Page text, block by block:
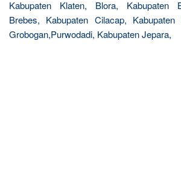
Kabupaten Klaten, Blora, Kabupaten
Brebes, Kabupaten Cilacap,
Grobogan,Purwodadi, Kabupaten Jepara,